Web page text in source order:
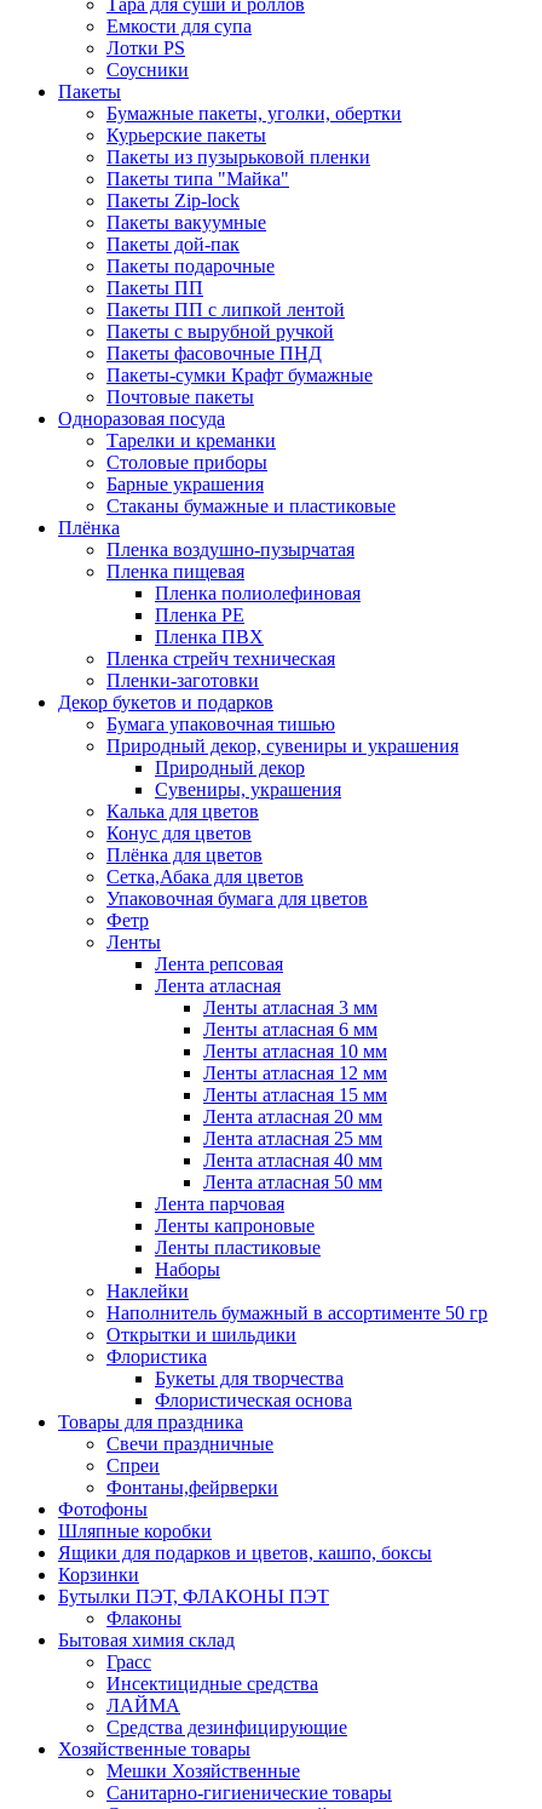
Тара для суши и роллов
Емкости для супа
Лотки PS
Соусники
Пакеты
Бумажные пакеты, уголки, обертки
Курьерские пакеты
Пакеты из пузырьковой пленки
Пакеты типа "Майка"
Пакеты Zip-lock
Пакеты вакуумные
Пакеты дой-пак
Пакеты подарочные
Пакеты ПП
Пакеты ПП с липкой лентой
Пакеты с вырубной ручкой
Пакеты фасовочные ПНД
Пакеты-сумки Крафт бумажные
Почтовые пакеты
Одноразовая посуда
Тарелки и креманки
Столовые приборы
Барные украшения
Стаканы бумажные и пластиковые
Плёнка
Пленка воздушно-пузырчатая
Пленка пищевая
Пленка полиолефиновая
Пленка PE
Пленка ПВХ
Пленка стрейч техническая
Пленки-заготовки
Декор букетов и подарков
Бумага упаковочная тишью
Природный декор, сувениры и украшения
Природный декор
Сувениры, украшения
Калька для цветов
Конус для цветов
Плёнка для цветов
Сетка,Абака для цветов
Упаковочная бумага для цветов
Фетр
Ленты
Лента репсовая
Лента атласная
Ленты атласная 3 мм
Ленты атласная 6 мм
Ленты атласная 10 мм
Ленты атласная 12 мм
Ленты атласная 15 мм
Лента атласная 20 мм
Лента атласная 25 мм
Лента атласная 40 мм
Лента атласная 50 мм
Лента парчовая
Ленты капроновые
Ленты пластиковые
Наборы
Наклейки
Наполнитель бумажный в ассортименте 50 гр
Открытки и шильдики
Флористика
Букеты для творчества
Флористическая основа
Товары для праздника
Свечи праздничные
Спреи
Фонтаны,фейрверки
Фотофоны
Шляпные коробки
Ящики для подарков и цветов, кашпо, боксы
Корзинки
Бутылки ПЭТ, ФЛАКОНЫ ПЭТ
Флаконы
Бытовая химия склад
Грасс
Инсектицидные средства
ЛАЙМА
Средства дезинфицирующие
Хозяйственные товары
Мешки Хозяйственные
Санитарно-гигиенические товары